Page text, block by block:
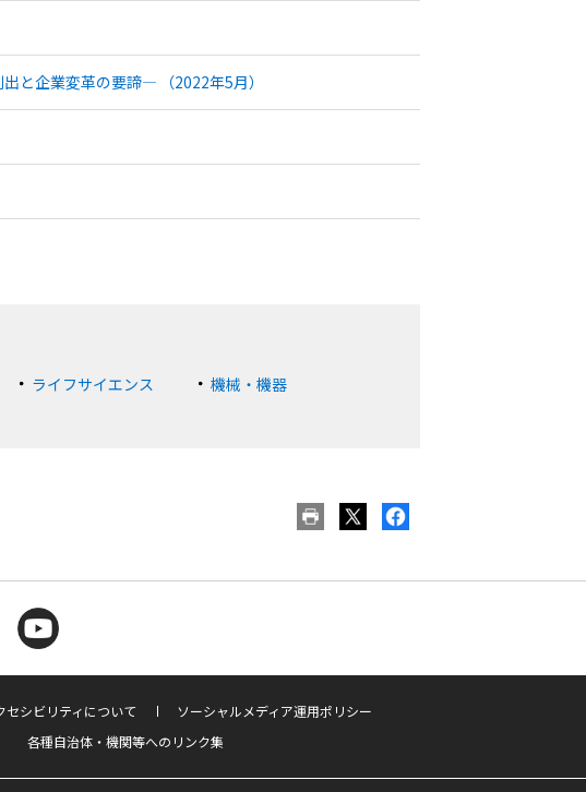
と企業変革の要諦― （2022年5月）
ライフサイエンス
機械・機器
セシビリティについて
ソーシャルメディア運用ポリシー
各種自治体・機関等へのリンク集